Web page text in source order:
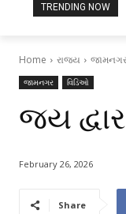
TRENDING NOW
Home રાજ્ય
જામનગર વિડિઓ
જય
February 26, 2026
Share